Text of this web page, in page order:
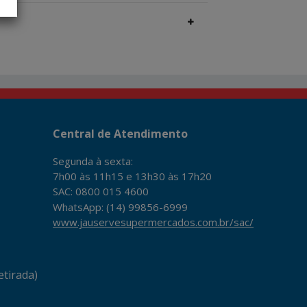
Central de Atendimento
Segunda à sexta:
7h00 às 11h15 e 13h30 às 17h20
SAC: 0800 015 4600
WhatsApp: (14) 99856-6999
www.jauservesupermercados.com.br/sac/